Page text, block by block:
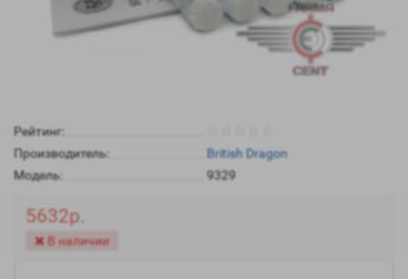
Рейтинг:
Производитель:
British Dragon
Модель:
9329
5632р.
В наличии